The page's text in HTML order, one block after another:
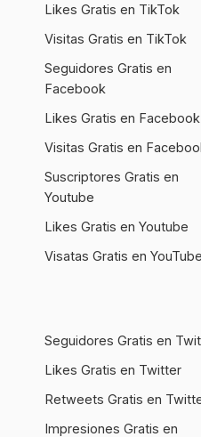
Likes Gratis en TikTok
Visitas Gratis en TikTok
Seguidores Gratis en
Facebook
Likes Gratis en Facebook
Visitas Gratis en
Suscriptores Gratis en
Youtube
Likes Gratis en Youtube
Visatas Gratis en YouTube
Seguidores Gratis en
Likes Gratis en Twitter
Retweets Gratis en
Impresiones Gratis en